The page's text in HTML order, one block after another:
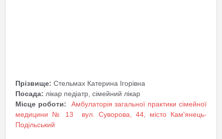
Прізвище: Стельмах Катерина Ігорівна
Посада: лікар педіатр, сімейний лікар
Місце роботи:
Амбулаторія загальної практики сімейної
медицини № 13 вул. Суворова, 44, місто Кам'янець-
Подільський